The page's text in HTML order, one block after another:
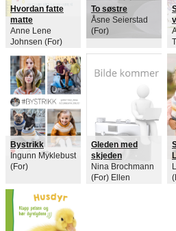
Hvordan fatte
matte
Anne Lene
Johnsen (For)
Kine Røst (Ill)
To søstre
Åsne Seierstad
(For)
Bystrikk
Ingunn Myklebust
(For)
Gleden med
skjeden
Nina Brochmann
(For) Ellen